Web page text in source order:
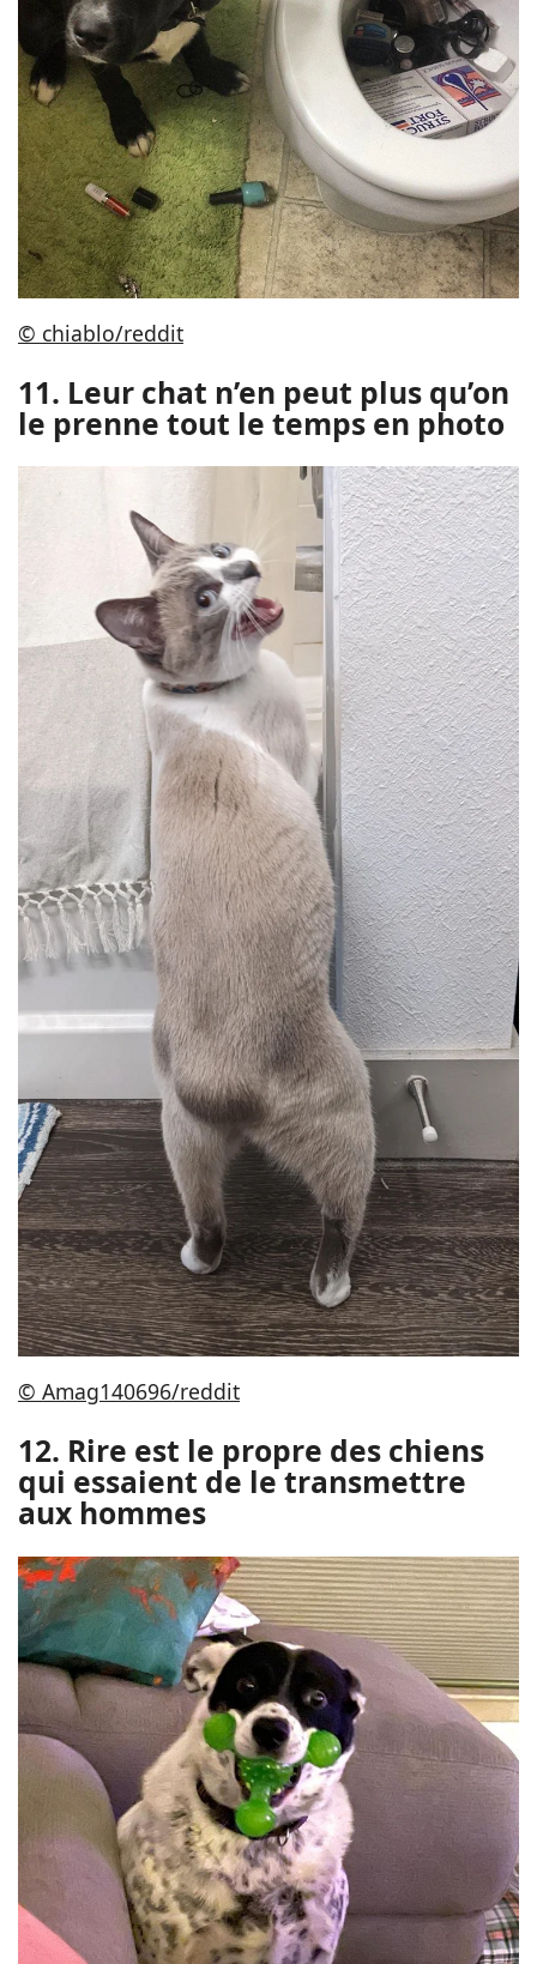
© chiablo/reddit
11. Leur chat n’en peut plus qu’on
le prenne tout le temps en photo
© Amag140696/reddit
12. Rire est le propre des chiens
qui essaient de le transmettre
aux hommes